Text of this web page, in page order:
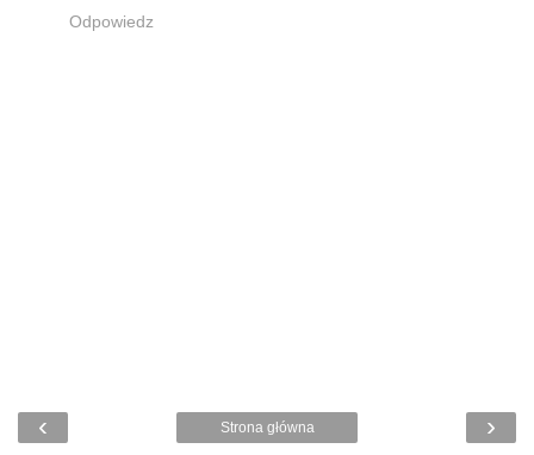
Odpowiedz
‹ ›
Strona główna